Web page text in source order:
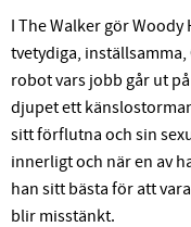
I The Walker gör
tvetydiga,
robot vars jobb går ut
djupet ett
sitt förflutna och sin
innerligt och när en av
han sitt bästa för att
blir misstänkt.